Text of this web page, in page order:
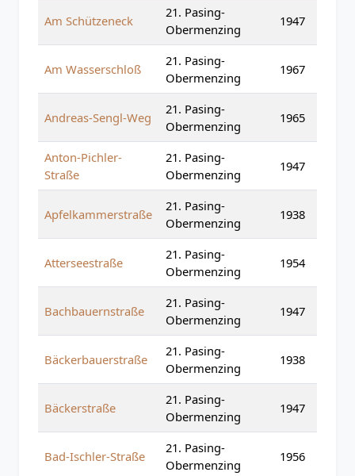
Am Schützeneck
21. Pasing-
Obermenzing
1947
Am Wasserschloß
21. Pasing-
Obermenzing
1967
Andreas-Sengl-Weg
21. Pasing-
Obermenzing
1965
Anton-Pichler-
Straße
21. Pasing-
Obermenzing
1947
Apfelkammerstraße
21. Pasing-
Obermenzing
1938
Atterseestraße
21. Pasing-
Obermenzing
1954
Bachbauernstraße
21. Pasing-
Obermenzing
1947
Bäckerbauerstraße
21. Pasing-
Obermenzing
1938
Bäckerstraße
21. Pasing-
Obermenzing
1947
Bad-Ischler-Straße
21. Pasing-
Obermenzing
1956